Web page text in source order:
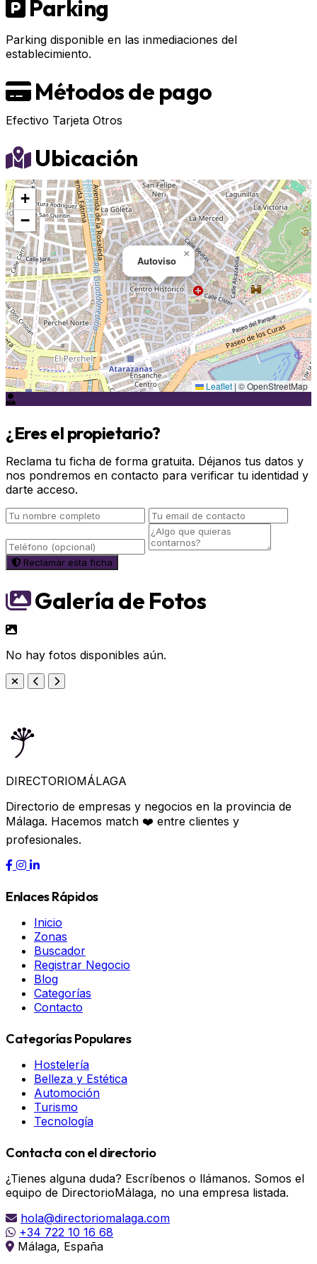
Parking
Parking disponible en las inmediaciones del
establecimiento.
Métodos de pago
Efectivo Tarjeta Otros
Ubicación
Autoviso
×
+
−
Leaflet | © OpenStreetMap
¿Eres el propietario?
Reclama tu ficha de forma gratuita. Déjanos tus datos y
nos pondremos en contacto para verificar tu identidad y
darte acceso.
Reclamar esta ficha
Galería de Fotos
No hay fotos disponibles aún.
DIRECTORIOMÁLAGA
Directorio de empresas y negocios en la provincia de
Málaga. Hacemos match ❤️ entre clientes y
profesionales.
Enlaces Rápidos
Inicio
Zonas
Buscador
Registrar Negocio
Blog
Categorías
Contacto
Categorías Populares
Hostelería
Belleza y Estética
Automoción
Turismo
Tecnología
Contacta con el directorio
¿Tienes alguna duda? Escríbenos o llámanos. Somos el
equipo de DirectorioMálaga, no una empresa listada.
hola@directoriomalaga.com
+34 722 10 16 68
Málaga, España